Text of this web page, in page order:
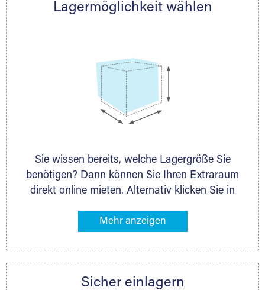
nächstgelegenen Partner und besprechen alles
Lagermöglichkeit wählen
Sie wissen bereits, welche Lagergröße Sie
benötigen? Dann können Sie Ihren Extraraum
direkt online mieten. Alternativ klicken Sie in
Gegenstände an, die Sie einlagern möchten –
ermittelt. Natürlich steht Ihnen Ihr Extraraum
persönlich hinsichtlich Lagervolumen und zu
Sicher einlagern